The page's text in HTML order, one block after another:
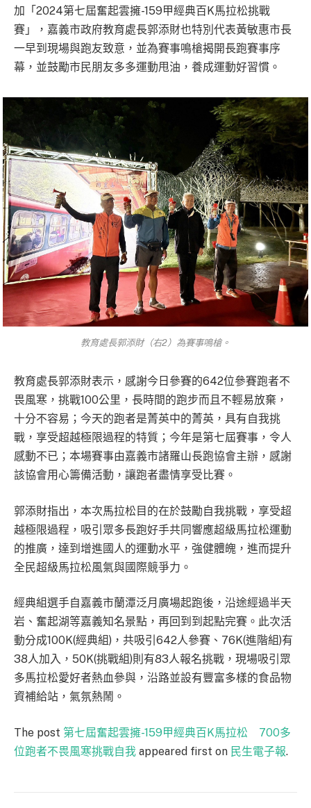
加「2024第七屆奮起雲擁-159甲經典百K馬拉松挑戰
賽」，嘉義市政府教育處長郭添財也特別代表黃敏惠市長
一早到現場與跑友致意，並為賽事鳴槍揭開長跑賽事序
幕，並鼓勵市民朋友多多運動甩油，養成運動好習慣。
教育處長郭添財（右2）為賽事鳴槍。
教育處長郭添財表示，感謝今日參賽的642位參賽跑者不
畏風寒，挑戰100公里，長時間的跑步而且不輕易放棄，
十分不容易；今天的跑者是菁英中的菁英，具有自我挑
戰，享受超越極限過程的特質；今年是第七屆賽事，令人
感動不已；本場賽事由嘉義市諸羅山長跑協會主辦，感謝
該協會用心籌備活動，讓跑者盡情享受比賽。
郭添財指出，本次馬拉松目的在於鼓勵自我挑戰，享受超
越極限過程，吸引眾多長跑好手共同響應超級馬拉松運動
的推廣，達到增進國人的運動水平，強健體魄，進而提升
全民超級馬拉松風氣與國際競爭力。
經典組選手自嘉義市蘭潭泛月廣場起跑後，沿途經過半天
岩、奮起湖等嘉義知名景點，再回到到起點完賽。此次活
動分成100K(經典組)，共吸引642人參賽、76K(進階組)有
38人加入，50K(挑戰組)則有83人報名挑戰，現場吸引眾
多馬拉松愛好者熱血參與，沿路並設有豐富多樣的食品物
資補給站，氣氛熱鬧。
The post 第七屆奮起雲擁-159甲經典百K馬拉松 700多
位跑者不畏風寒挑戰自我 appeared first on 民生電子報.